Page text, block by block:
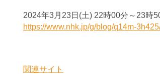
2024年3月23日(土) 22時00分～23時
https://www.nhk.jp/g/blog/q14m-
関連サイト